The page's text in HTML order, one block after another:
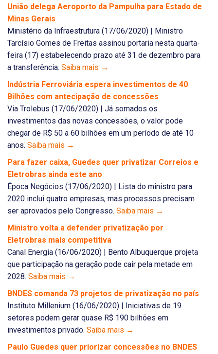
União delega Aeroporto da Pampulha para Estado de
Minas Gerais
Ministério da Infraestrutura (17/06/2020) | Ministro
Tarcísio Gomes de Freitas assinou portaria nesta quarta-
feira (17) estabelecendo prazo até 31 de dezembro para
a transferência. Saiba mais →
Indústria Ferroviária espera investimentos de 40
Bilhões com antecipação de concessões
Via Trolebus (17/06/2020) | Já somados os
investimentos das novas concessões, o valor pode
chegar de R$ 50 a 60 bilhões em um período de até 10
anos. Saiba mais →
Para fazer caixa, Guedes quer privatizar Correios e
Eletrobras ainda este ano
Época Negócios (17/06/2020) | Lista do ministro para
2020 inclui quatro empresas, mas processos precisam
ser aprovados pelo Congresso. Saiba mais →
Ministro volta a defender privatização por
Eletrobras mais competitiva
Canal Energia (16/06/2020) | Bento Albuquerque projeta
que participação na geração pode cair pela metade em
2028. Saiba mais →
BNDES comanda 73 projetos de privatização no país
Instituto Millenium (16/06/2020) | Iniciativas de 19
setores podem gerar quase R$ 190 bilhões em
investimentos privado. Saiba mais →
Paulo Guedes quer priorizar concessões no BNDES